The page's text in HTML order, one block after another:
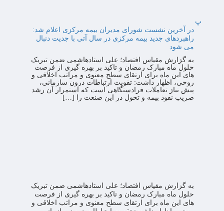
پ
در آخرین نشست شورای مدیران بیمه مرکزی اعلام شد:
راهبردهای جدید بیمه مرکزی در سال آتی با جدیت دنبال
می شود
به گزارش مقیاس افتصاد؛ علی استادهاشمی ضمن تبریک
حلول ماه مبارک رمضان و تاکید بر بهره گیری از فرصت
های این ماه برای ارتقای سطح معنوی و مراتب اخلاقی و
روحی، اظهار داشت: تقویت ارتباطات درون سازمانی،
پیش نیاز تعاملات فرادستگاهی است که استمرار آن رشد
ضریب نفوذ بیمه و تحول در این صنعت را […]
به گزارش مقیاس افتصاد؛ علی استادهاشمی ضمن تبریک
حلول ماه مبارک رمضان و تاکید بر بهره گیری از فرصت
های این ماه برای ارتقای سطح معنوی و مراتب اخلاقی و